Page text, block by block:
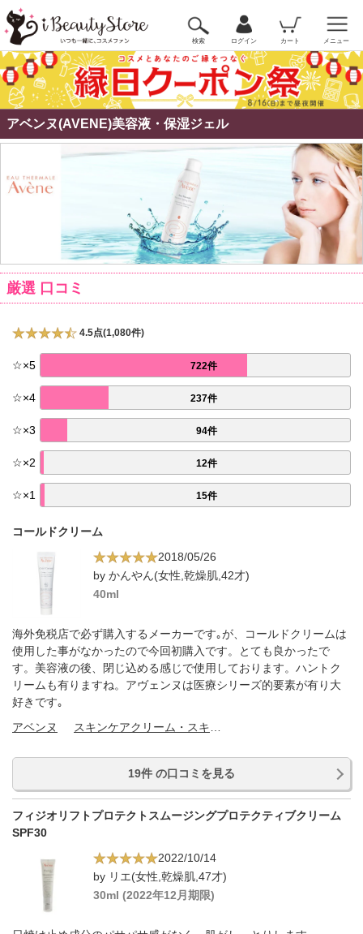
検索 ログイン カート メニュー
アベンヌ(AVENE)美容液・保湿ジェル
厳選 口コミ
4.5点(1,080件)
☆×5 722件
☆×4 237件
☆×3 94件
☆×2 12件
☆×1 15件
コールドクリーム
2018/05/26
by かんやん(女性,乾燥肌,42才)
40ml
海外免税店で必ず購入するメーカーです｡が、コールドクリームは
使用した事がなかったので今回初購入です。とても良かったで
す。美容液の後、閉じ込める感じで使用しております。ハントク
リームも有りますね。アヴェンヌは医療シリーズ的要素が有り大
好きです｡
アベンヌ
19件 の口コミを見る
フィジオリフトプロテクトスムージングプロテクティブクリーム
SPF30
2022/10/14
by リエ(女性,乾燥肌,47才)
30ml (2022年12月期限)